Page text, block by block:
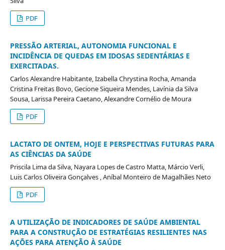
PDF
PRESSÃO ARTERIAL, AUTONOMIA FUNCIONAL E
INCIDÊNCIA DE QUEDAS EM IDOSAS SEDENTÁRIAS E
EXERCITADAS.
Carlos Alexandre Habitante, Izabella Chrystina Rocha, Amanda
Cristina Freitas Bovo, Gecione Siqueira Mendes, Lavínia da Silva
Sousa, Larissa Pereira Caetano, Alexandre Cornélio de Moura
PDF
LACTATO DE ONTEM, HOJE E PERSPECTIVAS FUTURAS PARA
AS CIÊNCIAS DA SAÚDE
Priscila Lima da Silva, Nayara Lopes de Castro Matta, Márcio Verli,
Luis Carlos Oliveira Gonçalves , Aníbal Monteiro de Magalhães Neto
PDF
A UTILIZAÇÃO DE INDICADORES DE SAÚDE AMBIENTAL
PARA A CONSTRUÇÃO DE ESTRATÉGIAS RESILIENTES NAS
AÇÕES PARA ATENÇÃO À SAÚDE